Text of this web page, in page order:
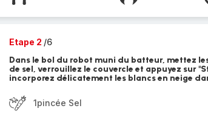
Etape 2 /6
Dans le bol du robot muni du batteur, mettez
de sel, verrouillez le couvercle et appuyez sur
incorporez délicatement les blancs en neige
1pincée Sel